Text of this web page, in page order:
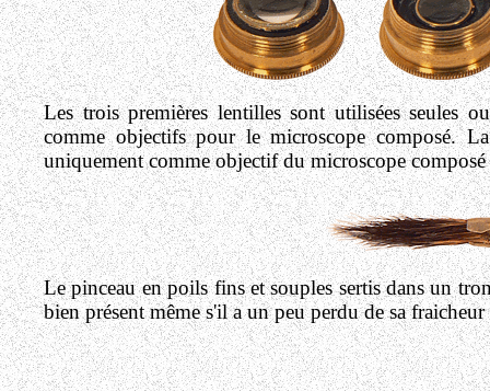
Les trois premières lentilles sont utilisées seules
comme objectifs pour le microscope composé.
uniquement comme objectif du microscope composé
Le pinceau en poils fins et souples sertis dans un
bien présent même s'il a un peu perdu de sa fraicheur